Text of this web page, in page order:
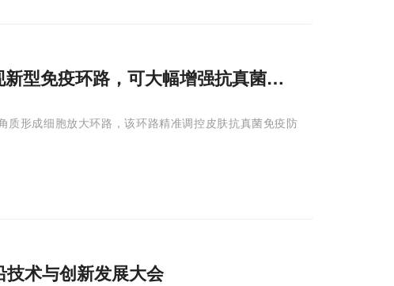
型免疫环路，可大幅增强抗真菌防线
质形成细胞放大环路，该环路精准调控皮肤抗真菌免疫防
技术与创新发展大会